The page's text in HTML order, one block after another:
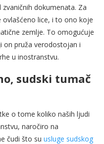
dokumenata. Za
lice, i to ono koje
zemlje. To omogućuje
on pruža verodostojan i
u inostranstvu.
sudski tumač
o tome koliko naših ljudi
naročiro na
čudi što su usluge sudskog